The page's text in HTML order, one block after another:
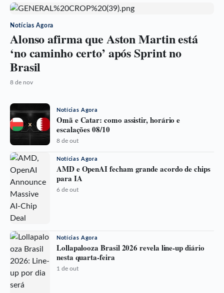
Notícias Agora
Alonso afirma que Aston Martin está
‘no caminho certo’ após Sprint no
Brasil
8 de nov
Notícias Agora
Omã e Catar: como assistir, horário e
escalações 08/10
8 de out
Notícias Agora
AMD e OpenAI fecham grande acordo de chips
para IA
6 de out
Notícias Agora
Lollapalooza Brasil 2026 revela line-up diário
nesta quarta-feira
1 de out